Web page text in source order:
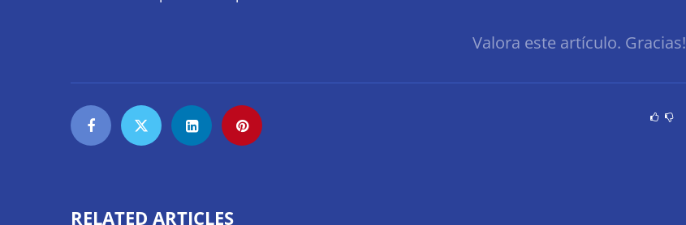
Valora este artículo. Gracias!
RELATED ARTICLES